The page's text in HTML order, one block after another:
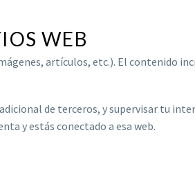
WEB
artículos, etc.). El contenido
de terceros, y supervisar tu
y estás conectado a esa web.